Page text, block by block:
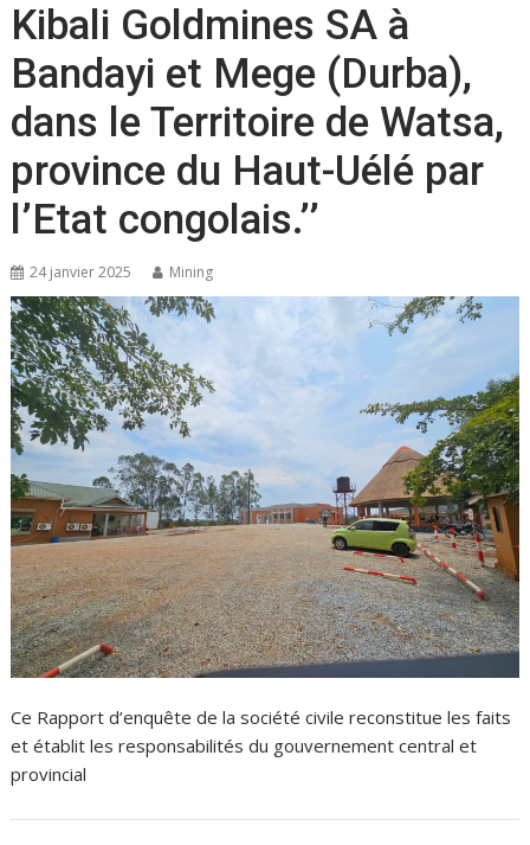
Kibali Goldmines SA à
Bandayi et Mege (Durba),
dans le Territoire de Watsa,
province du Haut-Uélé par
l’Etat congolais.’’
24 janvier 2025 Mining
Ce Rapport d’enquête de la société civile reconstitue les faits
et établit les responsabilités du gouvernement central et
provincial